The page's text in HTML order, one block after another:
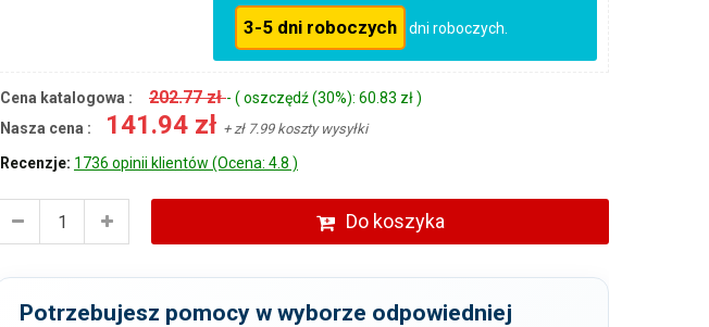
3-5 dni roboczych dni roboczych.
Cena katalogowa : 202.77 zł- ( oszczędź (30%): 60.83 zł )
Nasza cena :
141.94 zł + zł 7.99 koszty wysyłki
Recenzje: 1736 opinii klientów (Ocena: 4.8 )
Do koszyka
Potrzebujesz pomocy w wyborze odpowiedniej